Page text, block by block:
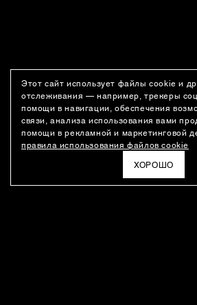
Этот сайт использует файлы cookie и
отслеживания — например, трекеры
помощи в навигации, обеспечения
связи, анализа использования вами
помощи в рекламной и маркетинговой
правила использования файлов cookie
ХОРОШО